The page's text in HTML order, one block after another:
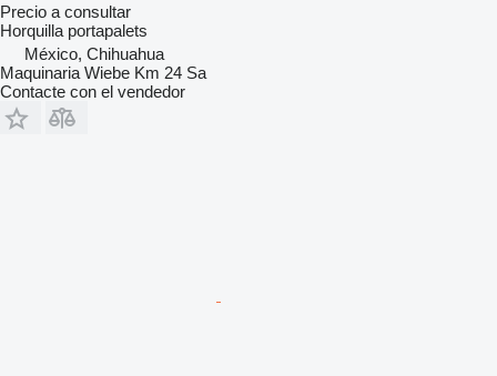
Precio a consultar
Horquilla portapalets
México, Chihuahua
Maquinaria Wiebe Km 24 Sa
Contacte con el vendedor